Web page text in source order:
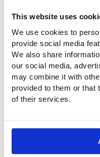
This website uses
We use cookies to
provide social media
We also share
our social media,
may combine it with
provided to them or that
of their services.
Come ha trovato la
Motore di ricerca
Tramite AI
LinkedIn/ social
Passaparola
Buitink era già
Non so / altro